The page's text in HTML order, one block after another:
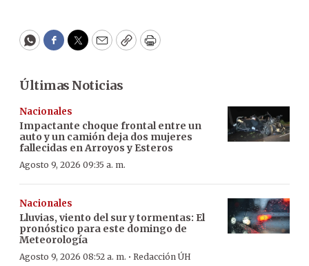
WhatsApp
Facebook
Twitter
EmailCopyPrint
Últimas Noticias
Nacionales
Impactante choque frontal entre un
auto y un camión deja dos mujeres
fallecidas en Arroyos y Esteros
Agosto 9, 2026 09:35 a. m.
Nacionales
Lluvias, viento del sur y tormentas: El
pronóstico para este domingo de
Meteorología
Agosto 9, 2026 08:52 a. m. · Redacción ÚH